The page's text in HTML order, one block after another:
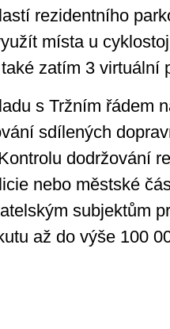
rezidentního
místa u
zatím 3 virtuální
s Tržním řádem
sdílených
dodržování
nebo městské
subjektům
až do výše 100